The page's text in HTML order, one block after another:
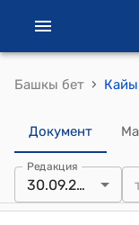
Башкы бет ›
Документ
Редакция
30.09.2013